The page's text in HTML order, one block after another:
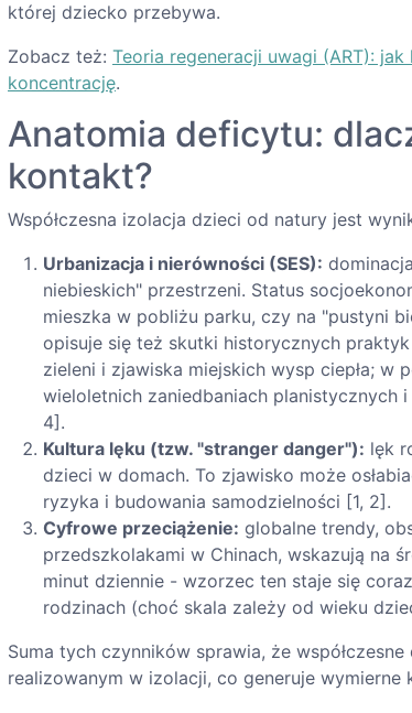
której dziecko przebywa.
Zobacz też: Teoria regeneracji uwagi (ART):
koncentrację.
Anatomia deficytu:
kontakt?
Współczesna izolacja dzieci od natury jest
Urbanizacja i nierówności (SES):
niebieskich" przestrzeni. Status
mieszka w pobliżu parku, czy na "pustyni
opisuje się też skutki historycznych
zieleni i zjawiska miejskich wysp ciepła;
wieloletnich zaniedbaniach planistycznych
4].
Kultura lęku (tzw. "stranger danger"): lęk
dzieci w domach. To zjawisko może
ryzyka i budowania samodzielności [1, 2].
Cyfrowe przeciążenie: globalne trendy,
przedszkolakami w Chinach, wskazują na
minut dziennie - wzorzec ten staje się
rodzinach (choć skala zależy od wieku
Suma tych czynników sprawia, że
realizowanym w izolacji, co generuje wymierne